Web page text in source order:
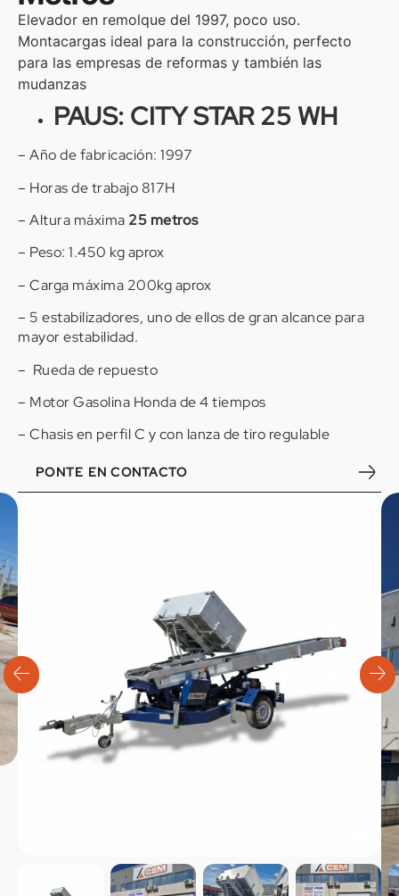
Elevador en remolque del 1997, poco uso.
Montacargas ideal para la construcción, perfecto
para las empresas de reformas y también las
mudanzas
PAUS: CITY STAR 25 WH
– Año de fabricación: 1997
– Horas de trabajo 817H
– Altura máxima 25 metros
– Peso: 1.450 kg aprox
– Carga máxima 200kg aprox
– 5 estabilizadores, uno de ellos de gran alcance para
mayor estabilidad.
– Rueda de repuesto
– Motor Gasolina Honda de 4 tiempos
– Chasis en perfil C y con lanza de tiro regulable
PONTE EN CONTACTO